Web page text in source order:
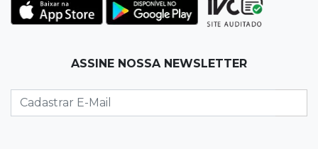
Corinthians vence Bragantino por 2 a 0 e sobe
para 7º no Brasileirão
Na Vila Belmiro
lugar no Brasileirão
ASSINE NOSSA NEWSLETTER